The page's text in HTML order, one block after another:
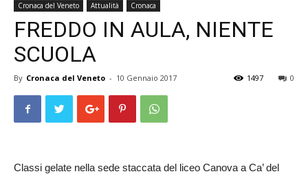
Veneto
Cronaca del Veneto Attualità Cronaca
FREDDO IN AULA, NIENTE
SCUOLA
By Cronaca del Veneto - 10 Gennaio 2017 0
1497
Classi gelate nella sede staccata del liceo Canova a Ca’ del